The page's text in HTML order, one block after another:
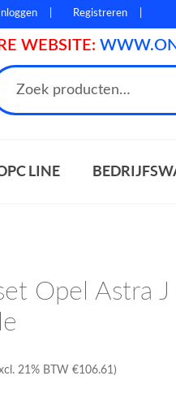
Inloggen Registreren
WEBSITE:
LINE
Opel Astra
21% BTW €106.61)